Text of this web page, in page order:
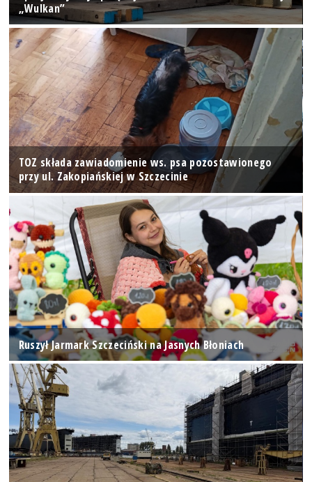
„Wulkan”
TOZ składa zawiadomienie ws. psa pozostawionego
przy ul. Zakopiańskiej w Szczecinie
Ruszył Jarmark Szczeciński na Jasnych Błoniach